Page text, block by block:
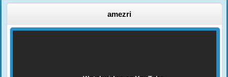
amezri